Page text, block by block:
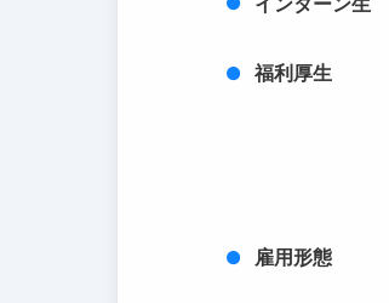
インターン生
福利厚生
雇用形態